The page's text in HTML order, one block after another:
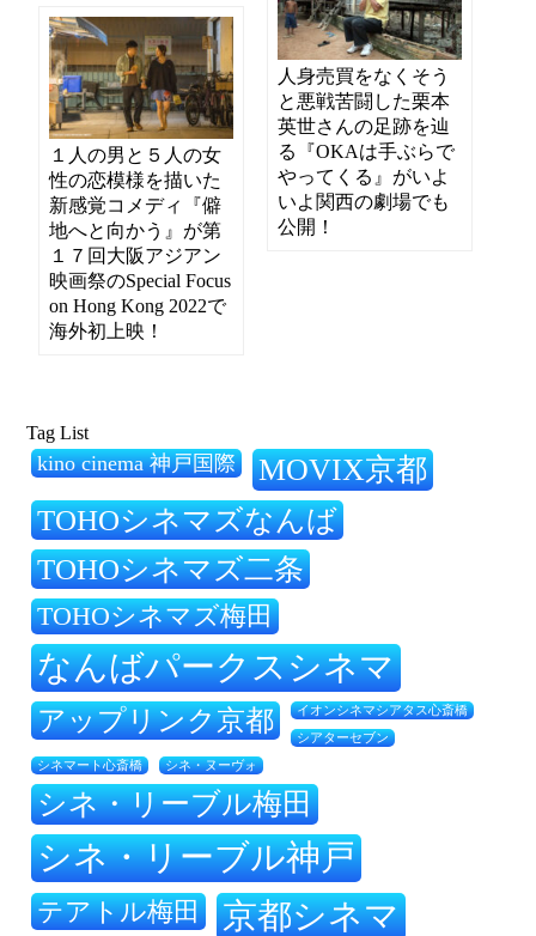
人身売買をなくそう
と悪戦苦闘した栗本
英世さんの足跡を辿
る『OKAは手ぶらで
やってくる』がいよ
いよ関西の劇場でも
公開！
１人の男と５人の女
性の恋模様を描いた
新感覚コメディ『僻
地へと向かう』が第
１７回大阪アジアン
映画祭のSpecial Focus
on Hong Kong 2022で
海外初上映！
Tag List
kino cinema 神戸国際 MOVIX京都
TOHOシネマズなんば
TOHOシネマズ二条
TOHOシネマズ梅田
なんばパークスシネマ
アップリンク京都 イオンシネマシアタス心斎橋
シアターセブン
シネマート心斎橋 シネ・ヌーヴォ
シネ・リーブル梅田
シネ・リーブル神戸
テアトル梅田 京都シネマ